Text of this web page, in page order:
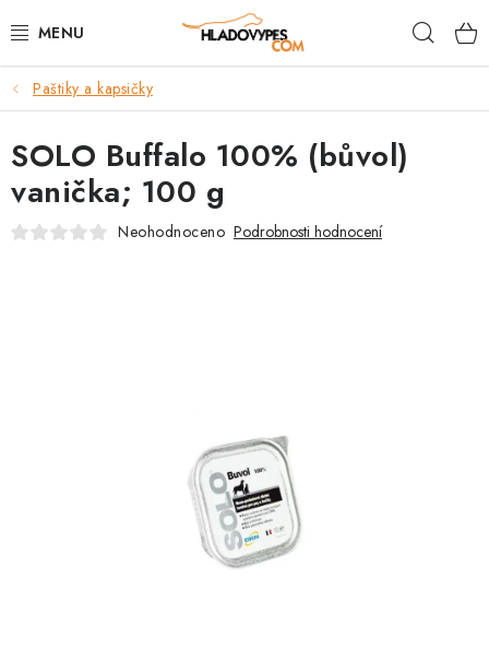
na
POTŘEBY PRO PSY
TAMI PŘEPRAVNÍ BOXY
SPORT SE PSEM
Paštiky a kapsičky
SOLO Buffalo 100% (bůvol)
vanička; 100 g
Neohodnoceno Podrobnosti hodnocení